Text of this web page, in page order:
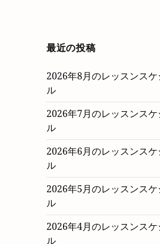
最近の投稿
2026年8月のレッスンスケ
ル
2026年7月のレッスンスケ
ル
2026年6月のレッスンスケ
ル
2026年5月のレッスンスケ
ル
2026年4月のレッスンスケ
ル